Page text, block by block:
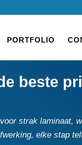
PORTFOLIO
beste
strak laminaat,
elke stap